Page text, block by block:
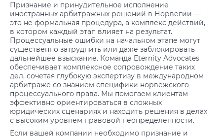
Признание и принудительное исполнение
иностранных арбитражных решений в Норвегии —
это не формальная процедура, а комплекс действий,
в котором каждый этап влияет на результат.
Процессуальные ошибки на начальном этапе могут
существенно затруднить или даже заблокировать
дальнейшее взыскание. Команда Eternity Advocates
обеспечивает комплексное сопровождение таких
дел, сочетая глубокую экспертизу в международном
арбитраже со знанием специфики норвежского
процессуального права. Мы помогаем клиентам
эффективно ориентироваться в сложных
юридических сценариях и находить решения в делах
с высоким уровнем правовой неопределенности.
Если вашей компании необходимо признание и